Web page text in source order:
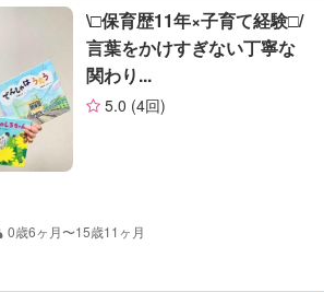
対応可能
レビュー
自治体届出済ベビーシッター
子育て経験
\□︎保育歴11年×子育て経験□︎/
言葉をかけすぎない丁寧な
関わり...
5.0 (4回)
0歳6ヶ月〜15歳11ヶ月